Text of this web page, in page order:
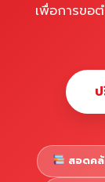
เพื่อการขอ
สอดค